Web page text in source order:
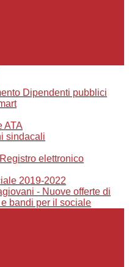
Dipendenti pubblici
ATA
sindacali
elettronico
2019-2022
- Nuove offerte di
bandi per il sociale